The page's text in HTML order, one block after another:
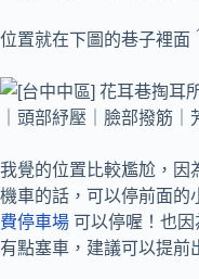
位置就在下圖的巷子裡面
我覺的位置比較尷尬，因
機車的話，可以停前面的
費停車場 可以停喔！也
有點塞車，建議可以提前